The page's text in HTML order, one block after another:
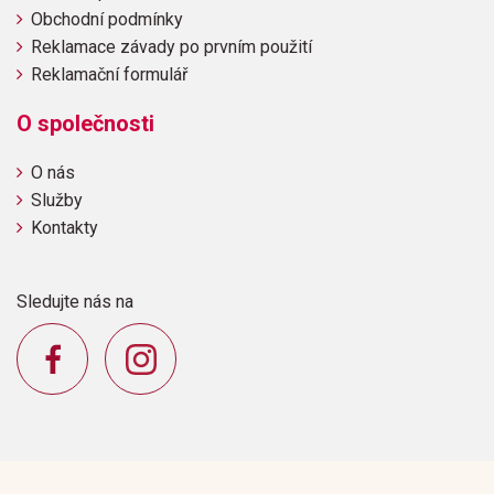
Obchodní podmínky
Reklamace závady po prvním použití
Reklamační formulář
O společnosti
O nás
Služby
Kontakty
Sledujte nás na